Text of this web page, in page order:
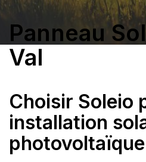
Panneau
Val
Choisir Soleio
installation